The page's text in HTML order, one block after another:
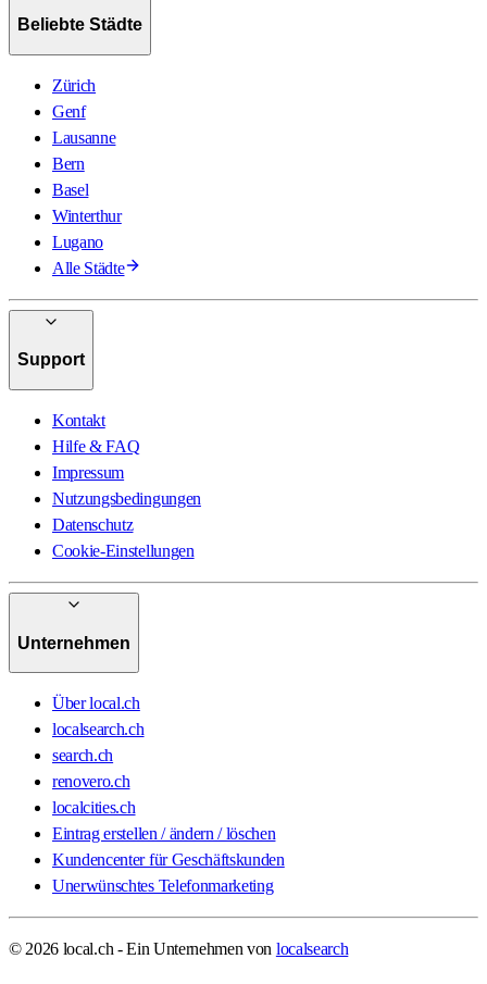
Beliebte Städte
Zürich
Genf
Lausanne
Bern
Basel
Winterthur
Lugano
Alle Städte
Support
Kontakt
Hilfe & FAQ
Impressum
Nutzungsbedingungen
Datenschutz
Cookie-Einstellungen
Unternehmen
Über local.ch
localsearch.ch
search.ch
renovero.ch
localcities.ch
Eintrag erstellen / ändern / löschen
Kundencenter für Geschäftskunden
Unerwünschtes Telefonmarketing
© 2026 local.ch - Ein Unternehmen von localsearch